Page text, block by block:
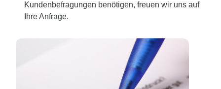
Kundenbefragungen benötigen, freuen wir uns auf
Ihre Anfrage.